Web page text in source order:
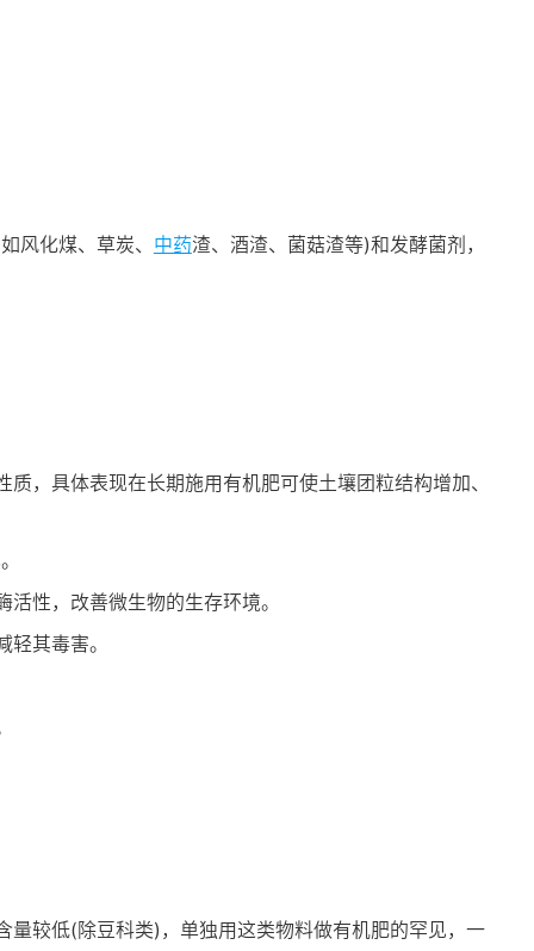
风化煤、草炭、 中药渣、酒渣、菌菇渣等)和发酵菌剂，
，具体表现在长期施用有机肥可使土壤团粒结构增加、
性，改善微生物的生存环境。
其毒害。
较低(除豆科类)，单独用这类物料做有机肥的罕见，一